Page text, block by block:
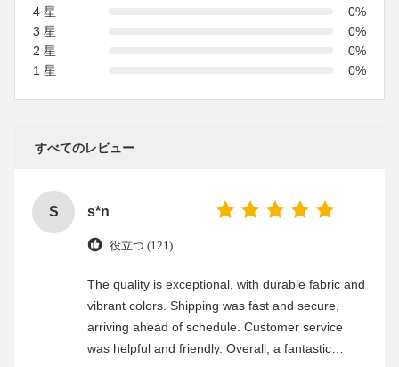
4 星
0%
3 星
0%
2 星
0%
1 星
0%
すべてのレビュー
S s*n
役立つ (121)
The quality is exceptional, with durable fabric and
vibrant colors. Shipping was fast and secure,
arriving ahead of schedule. Customer service
was helpful and friendly. Overall, a fantastic